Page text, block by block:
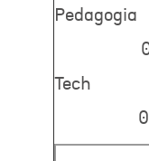
Pedagogia
Tech